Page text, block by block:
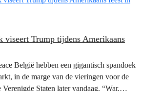
viseert Trump tijdens Amerikaans
België hebben een gigantisch spandoek
in de marge van de vieringen voor de
Staten later vandaag. “War.